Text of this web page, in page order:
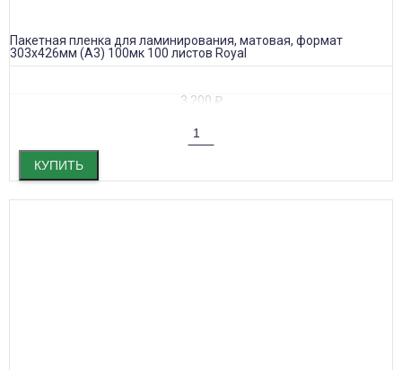
Пакетная пленка для ламинирования, матовая, формат
303х426мм (А3) 100мк 100 листов Royal
3 200 ₽
КУПИТЬ